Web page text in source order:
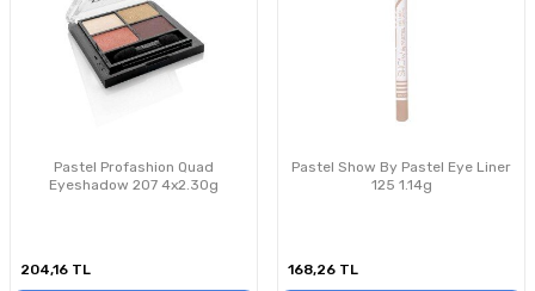
Pastel Profashion Quad
Eyeshadow 207 4x2.30g
204,16 TL
Pastel Show By Pastel Eye Liner
125 1.14g
168,26 TL